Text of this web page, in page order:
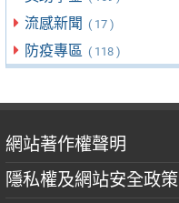
流感新聞 ( 17 )
防疫專區 ( 118 )
網站著作權聲明
隱私權及網站安全政策